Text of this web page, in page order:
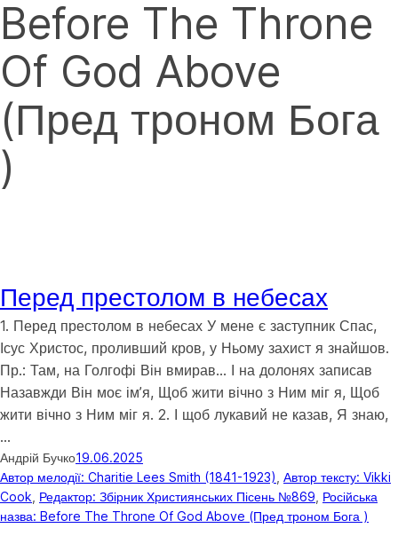
Before The Throne
Of God Above
(Пред троном Бога
)
Перед престолом в небесах
1. Перед престолом в небесах У мене є заступник Спас,
Ісус Христос, проливший кров, у Ньому захист я знайшов.
Пр.: Там, на Голгофі Він вмирав… І на долонях записав
Назавжди Він моє ім’я, Щоб жити вічно з Ним міг я, Щоб
жити вічно з Ним міг я. 2. І щоб лукавий не казав, Я знаю,
…
Андрій Бучко19.06.2025
Автор мелодії: Charitie Lees Smith (1841-1923) Автор тексту: Vikki
Cook Редактор: Збірник Християнських Пісень №869 Російська
назва: Before The Throne Of God Above (Пред троном Бога )